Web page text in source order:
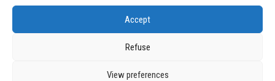
Accept
Refuse
View preferences